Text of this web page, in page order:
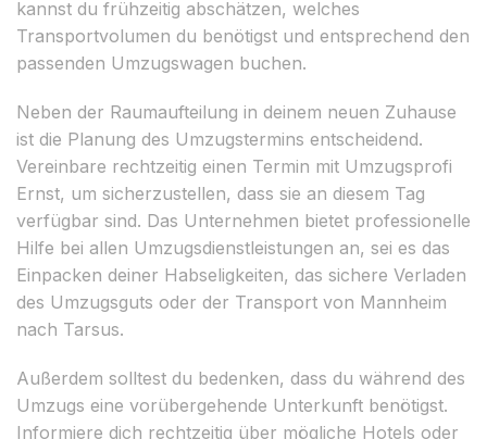
kannst du frühzeitig abschätzen, welches
Transportvolumen du benötigst und entsprechend den
passenden Umzugswagen buchen.
Neben der Raumaufteilung in deinem neuen Zuhause
ist die Planung des Umzugstermins entscheidend.
Vereinbare rechtzeitig einen Termin mit Umzugsprofi
Ernst, um sicherzustellen, dass sie an diesem Tag
verfügbar sind. Das Unternehmen bietet professionelle
Hilfe bei allen Umzugsdienstleistungen an, sei es das
Einpacken deiner Habseligkeiten, das sichere Verladen
des Umzugsguts oder der Transport von Mannheim
nach Tarsus.
Außerdem solltest du bedenken, dass du während des
Umzugs eine vorübergehende Unterkunft benötigst.
Informiere dich rechtzeitig über mögliche Hotels oder